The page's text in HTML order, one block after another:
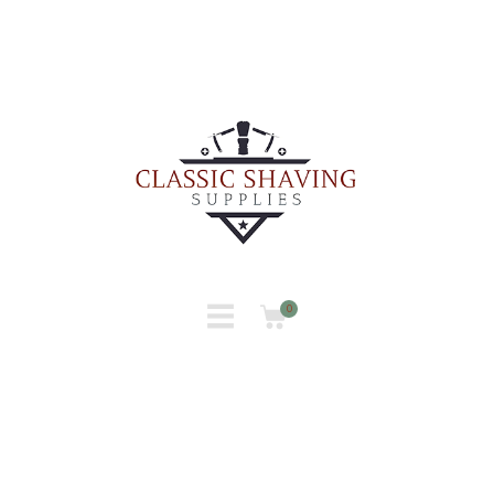
0
CONTACTO